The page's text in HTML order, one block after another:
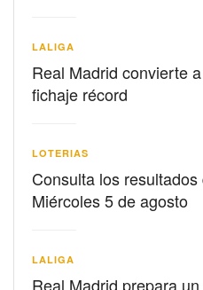
LALIGA
Real Madrid convierte
fichaje récord
LOTERIAS
Consulta los
Miércoles 5 de agosto
LALIGA
Real Madrid prepara